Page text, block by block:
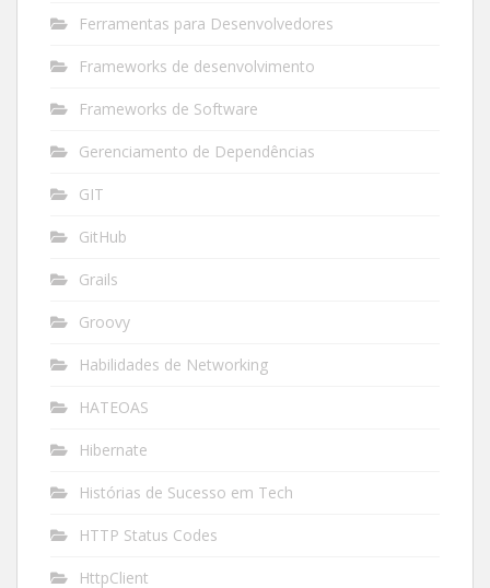
Ferramentas para Desenvolvedores
Frameworks de desenvolvimento
Frameworks de Software
Gerenciamento de Dependências
GIT
GitHub
Grails
Groovy
Habilidades de Networking
HATEOAS
Hibernate
Histórias de Sucesso em Tech
HTTP Status Codes
HttpClient